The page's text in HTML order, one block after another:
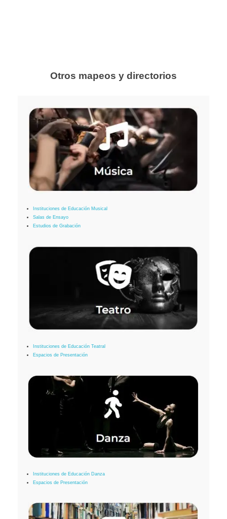
Otros mapeos y directorios
Instituciones de Educación Musical
Salas de Ensayo
Estudios de Grabación
Instituciones de Educación Teatral
Espacios de Presentación
Instituciones de Educación Danza
Espacios de Presentación